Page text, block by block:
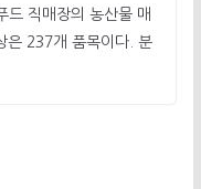
드 직매장의 농산물 매
은 237개 품목이다. 분